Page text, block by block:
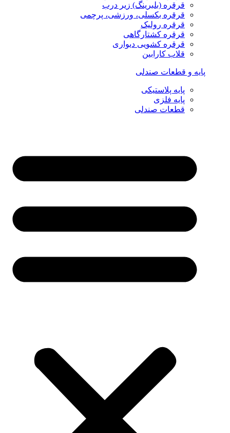
قرقره (بلبرینگ) زیر درب
قرقره بکسلی، ورزشی، پرچمی
قرقره رولیک
قرقره کشتارگاهی
قرقره کشویی دیواری
قلاب کارابین
پایه و قطعات صندلی
پایه پلاستیکی
پایه فلزی
قطعات صندلی